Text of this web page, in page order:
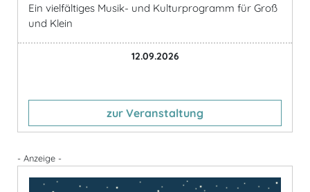
Ein vielfältiges Musik- und Kulturprogramm für Groß
und Klein
12.09.2026
zur Veranstaltung
- Anzeige -